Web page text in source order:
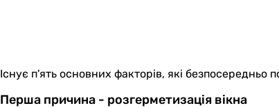
Існує п'ять основних факторів, які безпосередньо
Перша причина - розгерметизація вікна